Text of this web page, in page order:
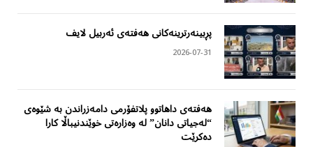
پڕبینەرترینەکانی هەفتەی ئەربیل لایف
2026-07-31
هەفتەی داهاتوو پلاتفۆرمی دامەزراندن بە شێوەی
“لەجیاتی دانان” لە وەزارەتی خوێندنیباڵا کارا
دەکرێت